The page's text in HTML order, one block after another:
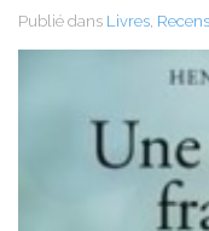
Publié dans Livres